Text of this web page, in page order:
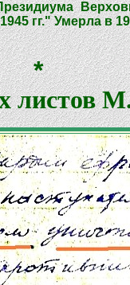
гг." Умерла в
*
листов